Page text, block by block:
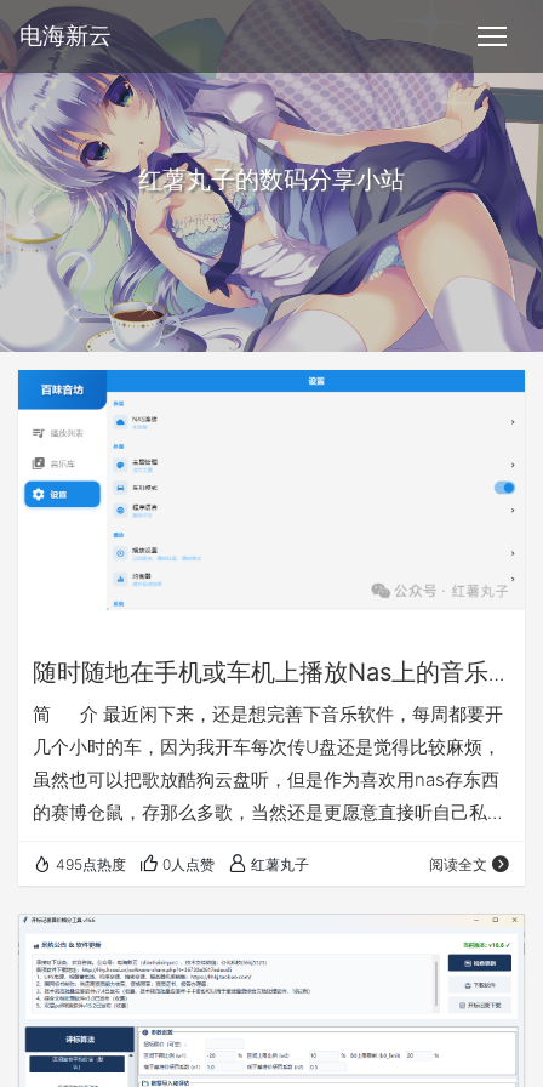
电海新云
红薯丸子的数码分享小站
随时随地在手机或车机上播放Nas上的音乐
的简便方法介绍
简 介 最近闲下来，还是想完善下音乐软件，每周都要开
几个小时的车，因为我开车每次传U盘还是觉得比较麻烦，
虽然也可以把歌放酷狗云盘听，但是作为喜欢用nas存东西
的赛博仓鼠，存那么多歌，当然还是更愿意直接听自己私域
版（含车机模式），以后等软件完善了考虑有需要再做一份
鸿蒙版的。其实试过一下mobimusic也是可以用的，但是我
感觉想添加一些功能还是自己做一个更方便，软件主打纯
净，实用，便捷。软件就叫百味音坊把 软件特点： 1、连
接…
495点热度 0人点赞 红薯丸子 阅读全文